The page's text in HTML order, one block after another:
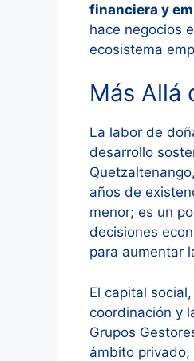
financiera y
hace negocios
ecosistema
Más Allá
La labor de
desarrollo
años de
menor; es un
decisiones
para aumentar
El capital
coordinación y
Grupos
ámbito